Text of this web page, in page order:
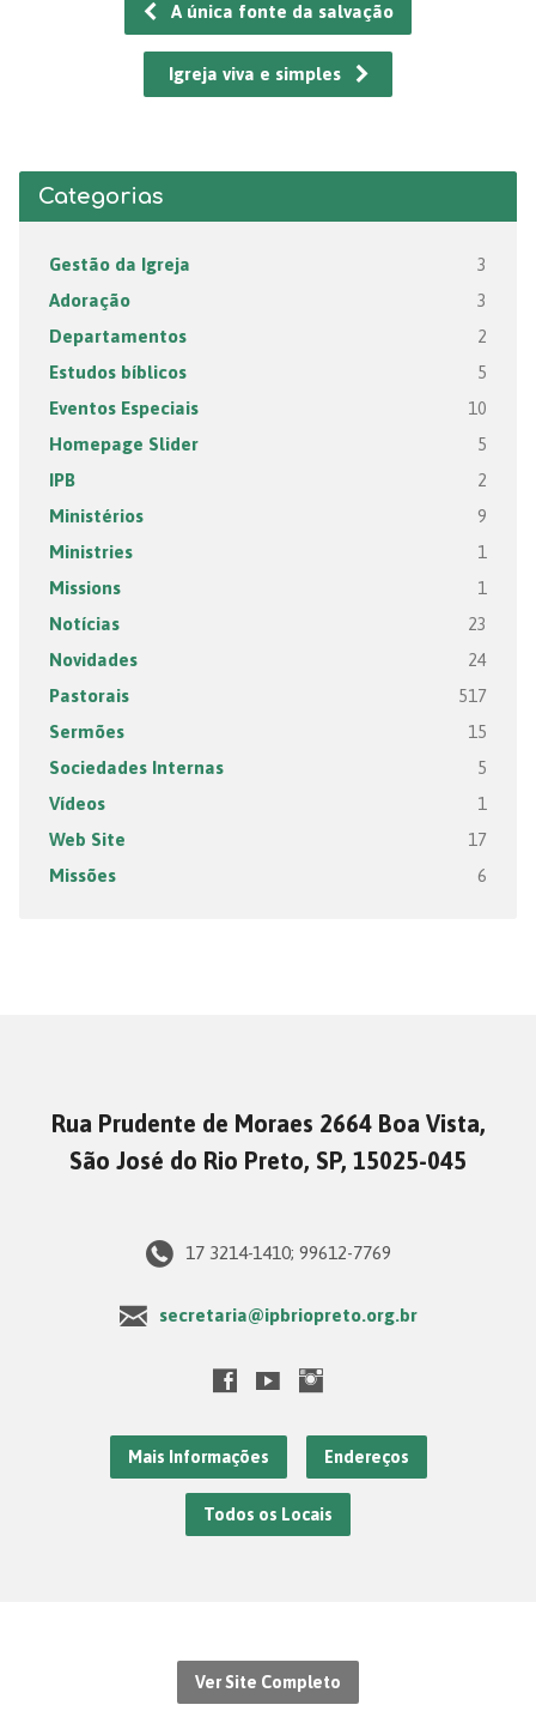
A única fonte da salvação
Igreja viva e simples
Categorias
Gestão da Igreja 3
Adoração 3
Departamentos 2
Estudos bíblicos 5
Eventos Especiais 10
Homepage Slider 5
IPB 2
Ministérios 9
Ministries 1
Missions 1
Notícias 23
Novidades 24
Pastorais 517
Sermões 15
Sociedades Internas 5
Vídeos 1
Web Site 17
Missões 6
Rua Prudente de Moraes 2664 Boa Vista,
São José do Rio Preto, SP, 15025-045
17 3214-1410; 99612-7769
secretaria@ipbriopreto.org.br
Mais Informações Endereços
Todos os Locais
Ver Site Completo